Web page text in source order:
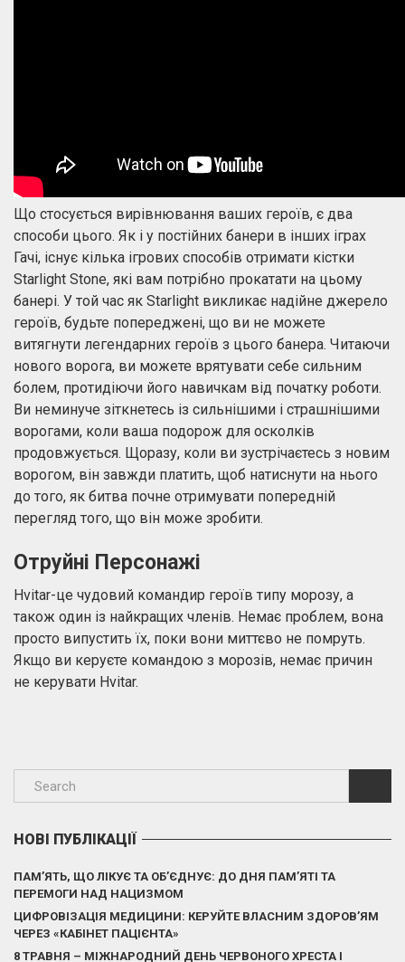
Що стосується вирівнювання ваших героїв, є два
способи цього. Як і у постійних банери в інших іграх
Гачі, існує кілька ігрових способів отримати кістки
Starlight Stone, які вам потрібно прокатати на цьому
банері. У той час як Starlight викликає надійне джерело
героїв, будьте попереджені, що ви не можете
витягнути легендарних героїв з цього банера. Читаючи
нового ворога, ви можете врятувати себе сильним
болем, протидіючи його навичкам від початку роботи.
Ви неминуче зіткнетесь із сильнішими і страшнішими
ворогами, коли ваша подорож для осколків
продовжується. Щоразу, коли ви зустрічаєтесь з новим
ворогом, він завжди платить, щоб натиснути на нього
до того, як битва почне отримувати попередній
перегляд того, що він може зробити.
Отруйні Персонажі
Hvitar-це чудовий командир героїв типу морозу, а
також один із найкращих членів. Немає проблем, вона
просто випустить їх, поки вони миттєво не помруть.
Якщо ви керуєте командою з морозів, немає причин
не керувати Hvitar.
НОВІ ПУБЛІКАЦІЇ
ПАМ’ЯТЬ, ЩО ЛІКУЄ ТА ОБ’ЄДНУЄ: ДО ДНЯ ПАМ’ЯТІ ТА
ПЕРЕМОГИ НАД НАЦИЗМОМ
ЦИФРОВІЗАЦІЯ МЕДИЦИНИ: КЕРУЙТЕ ВЛАСНИМ ЗДОРОВ’ЯМ
ЧЕРЕЗ «КАБІНЕТ ПАЦІЄНТА»
8 ТРАВНЯ – МІЖНАРОДНИЙ ДЕНЬ ЧЕРВОНОГО ХРЕСТА І